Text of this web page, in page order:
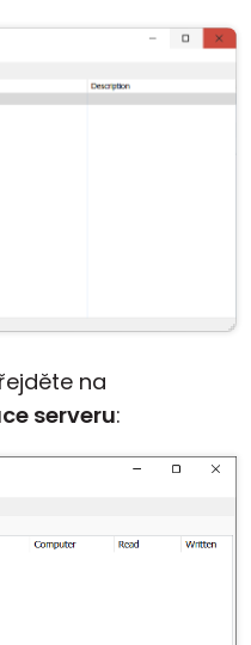
na
serveru: